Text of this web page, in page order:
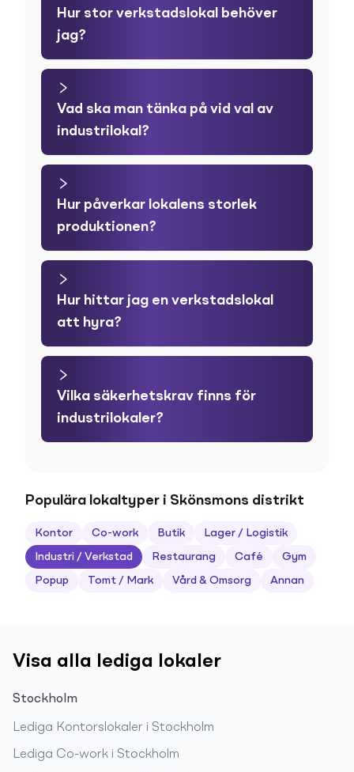
Hur stor verkstadslokal behöver
jag?
Vad ska man tänka på vid val av
industrilokal?
Hur påverkar lokalens storlek
produktionen?
Hur hittar jag en verkstadslokal
att hyra?
Vilka säkerhetskrav finns för
industrilokaler?
Populära lokaltyper i Skönsmons distrikt
Kontor Co-work Butik Lager / Logistik
Industri / Verkstad Restaurang Café Gym
Popup Tomt / Mark Vård & Omsorg Annan
Visa alla lediga lokaler
Stockholm
Lediga Kontorslokaler i Stockholm
Lediga Co-work i Stockholm